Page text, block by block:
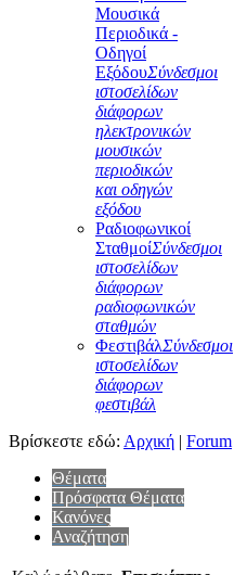
Μουσικά
Περιοδικά -
Οδηγοί
ΕξόδουΣύνδεσμοι
ιστοσελίδων
διάφορων
ηλεκτρονικών
μουσικών
περιοδικών
και οδηγών
εξόδου
Ραδιοφωνικοί
ΣταθμοίΣύνδεσμοι
ιστοσελίδων
διάφορων
ραδιοφωνικών
σταθμών
ΦεστιβάλΣύνδεσμοι
ιστοσελίδων
διάφορων
φεστιβάλ
Βρίσκεστε εδώ: Αρχική | Forum
Θέματα
Πρόσφατα Θέματα
Κανόνες
Αναζήτηση